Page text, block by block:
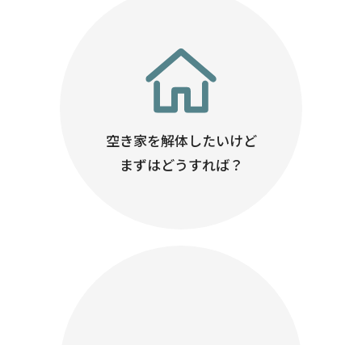
空き家を解体したいけど
まずはどうすれば？